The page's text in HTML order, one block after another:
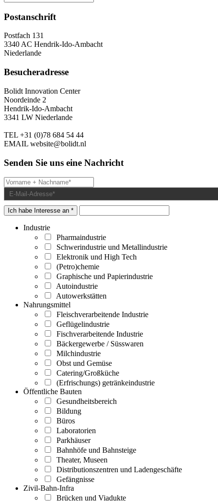
Postanschrift
Postfach 131
3340 AC Hendrik-Ido-Ambacht
Niederlande
Besucheradresse
Bolidt Innovation Center
Noordeinde 2
Hendrik-Ido-Ambacht
3341 LW Niederlande
TEL +31 (0)78 684 54 44
EMAIL website@bolidt.nl
Senden Sie uns eine Nachricht
Ich habe Interesse an *
Industrie
Pharmaindustrie
Schwerindustrie und Metallindustrie
Elektronik und High Tech
(Petro)chemie
Graphische und Papierindustrie
Autoindustrie
Autowerkstätten
Nahrungsmittel
Fleischverarbeitende Industrie
Geflügelindustrie
Fischverarbeitende Industrie
Bäckergewerbe / Süsswaren
Milchindustrie
Obst und Gemüse
Catering/Großküche
(Erfrischungs) getränkeindustrie
Öffentliche Bauten
Gesundheitsbereich
Bildung
Büros
Laboratorien
Parkhäuser
Bahnhöfe und Bahnsteige
Theater, Museen
Distributionszentren und Ladengeschäfte
Gefängnisse
Zivil-Bahn-Infra
Brücken und Viadukte